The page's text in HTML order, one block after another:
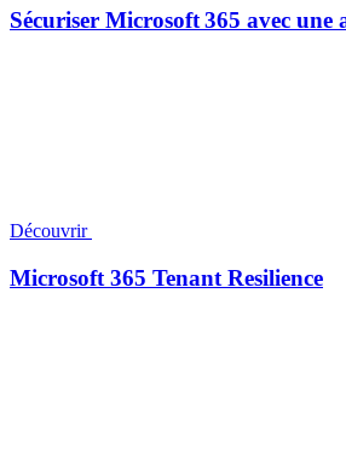
Sécuriser Microsoft 365 avec une
Découvrir
Microsoft 365 Tenant Resilience